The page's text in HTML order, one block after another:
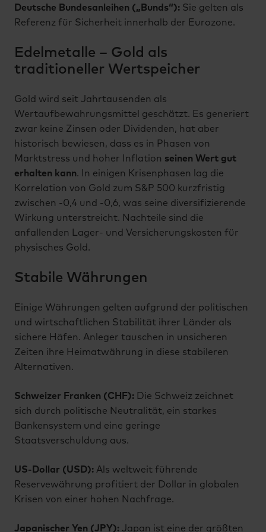
Deutsche Bundesanleihen („Bunds“): Sie gelten als
Referenz für Sicherheit innerhalb der Eurozone.
Edelmetalle – Gold als
traditioneller Wertspeicher
Gold wird seit Jahrtausenden als
Wertaufbewahrungsmittel geschätzt. Es generiert
zwar keine Zinsen oder Dividenden, hat aber
historisch bewiesen, dass es in Phasen von
Marktstress und hoher Inflation seinen Wert gut
erhalten kann. In einigen Krisenphasen lag die
Korrelation von Gold zum S&P 500 kurzfristig
zwischen -0,4 und -0,6, was seine diversifizierende
Wirkung unterstreicht. Nachteile sind die
anfallenden Lager- und Versicherungskosten für
physisches Gold.
Stabile Währungen
Einige Währungen gelten aufgrund der politischen
und wirtschaftlichen Stabilität ihrer Länder als
sichere Häfen. Anleger tauschen in unsicheren
Zeiten ihre Heimatwährung in diese stabileren
Alternativen.
Schweizer Franken (CHF): Die Schweiz zeichnet
sich durch politische Neutralität, ein starkes
Bankensystem und eine geringe
Staatsverschuldung aus.
US-Dollar (USD): Als weltweit führende
Reservewährung profitiert der Dollar in globalen
Krisen von einer hohen Nachfrage.
Japanischer Yen (JPY): Japan ist eine der größten